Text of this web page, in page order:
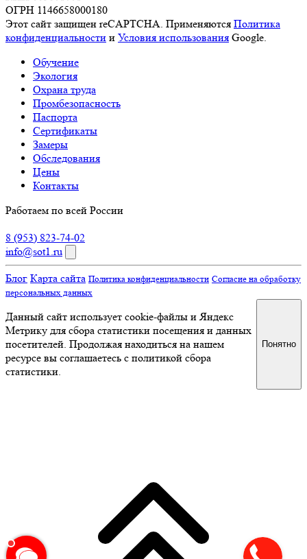
ОГРН 1146658000180
Этот сайт защищен reCAPTCHA. Применяются Политика
конфиденциальности и Условия использования Google.
Обучение
Экология
Охрана труда
Промбезопасность
Паспорта
Сертификаты
Замеры
Обследования
Цены
Контакты
Работаем по всей России
8 (953) 823-74-02
info@sot1.ru
Блог Карта сайта Политика конфиденциальности Согласие на обработку
персональных данных
Данный сайт использует cookie-файлы и Яндекс
Метрику для сбора статистики посещения и данных
посетителей. Продолжая находиться на нашем
ресурсе вы соглашаетесь с политикой сбора
статистики.
Понятно